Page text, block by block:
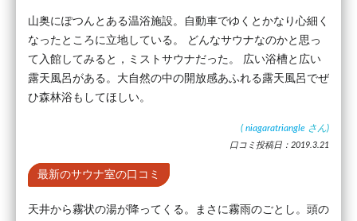
山奥にぽつんとある温浴施設。自動車でゆくとかなり心細く
なったところに立地している。 どんなサウナなのかと思っ
て入館してみると，ミストサウナだった。 広い浴槽と広い
露天風呂がある。大自然の中の開放感あふれる露天風呂でぜ
ひ森林浴もしてほしい。
( niagaratriangle さん)
口コミ投稿日：2019.3.21
最新のサウナ室の口コミ
天井から霧状の湯が降ってくる。まさに霧雨のごとし。頭の